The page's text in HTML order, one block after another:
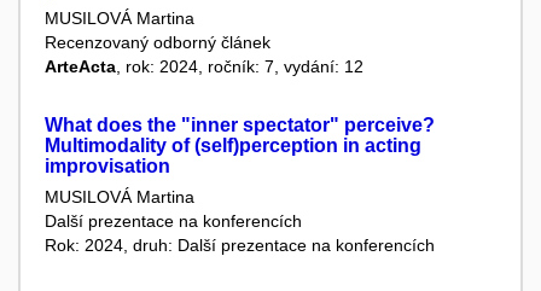
MUSILOVÁ Martina
Recenzovaný odborný článek
ArteActa, rok: 2024, ročník: 7, vydání: 12
What does the "inner spectator" perceive?
Multimodality of (self)perception in acting
improvisation
MUSILOVÁ Martina
Další prezentace na konferencích
Rok: 2024, druh: Další prezentace na konferencích